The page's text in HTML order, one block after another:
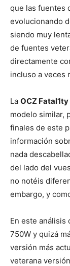
que las fuentes
evolucionando
siendo muy
de fuentes
directamente
incluso a veces
La OCZ
modelo similar,
finales de este
información
nada
del lado del
no notéis
embargo, y
En este análisis
750W y quizá
versión más
veterana